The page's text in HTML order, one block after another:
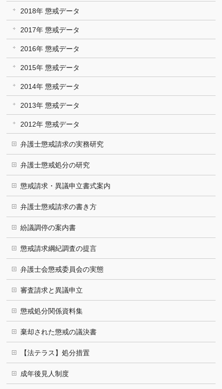
2018年 懲戒データ
2017年 懲戒データ
2016年 懲戒データ
2015年 懲戒データ
2014年 懲戒データ
2013年 懲戒データ
2012年 懲戒データ
弁護士懲戒請求の実務研究
弁護士懲戒処分の研究
懲戒請求・異議申立書式案内
弁護士懲戒請求の書き方
紛議調停の案内書
懲戒請求綱紀調査の提言
弁護士会懲戒委員会の実態
審査請求と異議申立
懲戒処分関係資料集
棄却された懲戒の議決書
【法テラス】処分措置
成年後見人制度